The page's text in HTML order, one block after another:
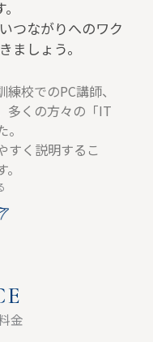
つながりへのワク
ましょう。
校でのPC講師、
多くの方々の「IT
すく説明するこ
金